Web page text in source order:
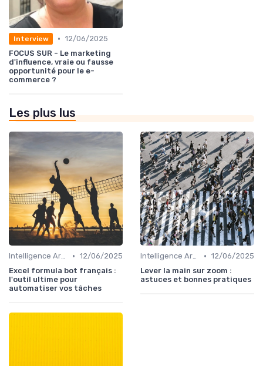
Interview • 12/06/2025
FOCUS SUR - Le marketing
d'influence, vraie ou fausse
opportunité pour le e-
commerce ?
Les plus lus
Intelligence Artificielle pour les ventes • 12/06/2025
Excel formula bot français :
l'outil ultime pour
automatiser vos tâches
Intelligence Artificielle pour les ventes • 12/06/2025
Lever la main sur zoom :
astuces et bonnes pratiques